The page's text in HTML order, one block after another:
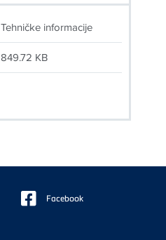
Tehničke informacije
849.72 KB
Facebook